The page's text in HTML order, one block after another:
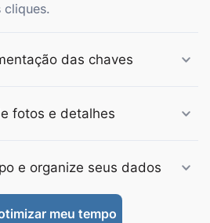
cliques.
das chaves
fotos e detalhes
e organize seus dados
meu tempo